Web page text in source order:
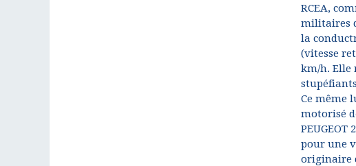
RCEA,
militaires
la
(vitesse
km/h. Elle
Ce même
motorisé
pour une
originaire